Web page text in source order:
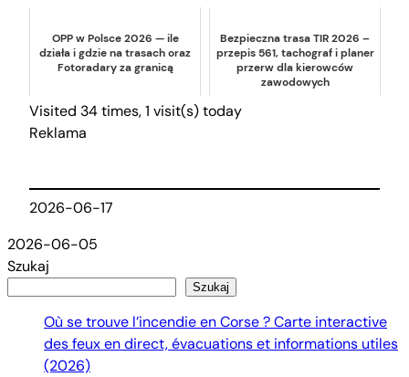
OPP w Polsce 2026 — ile
działa i gdzie na trasach oraz
Fotoradary za granicą
Bezpieczna trasa TIR 2026 –
przepis 561, tachograf i planer
przerw dla kierowców
zawodowych
Visited 34 times, 1 visit(s) today
Reklama
2026-06-17
2026-06-05
Szukaj
Szukaj
Où se trouve l’incendie en Corse ? Carte interactive
des feux en direct, évacuations et informations utiles
(2026)